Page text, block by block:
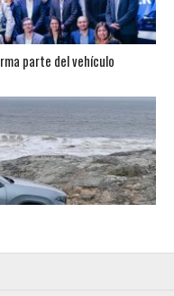
parte del vehículo